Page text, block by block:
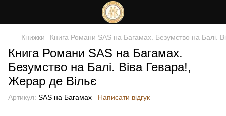
Книжки Книга Романи SAS на Багамах. Безумство на Балі.
Книга Романи SAS на Багамах.
Безумство на Балі. Віва Гевара!,
Жерар де Вільє
Артикул: SAS на Багамах Написати відгук